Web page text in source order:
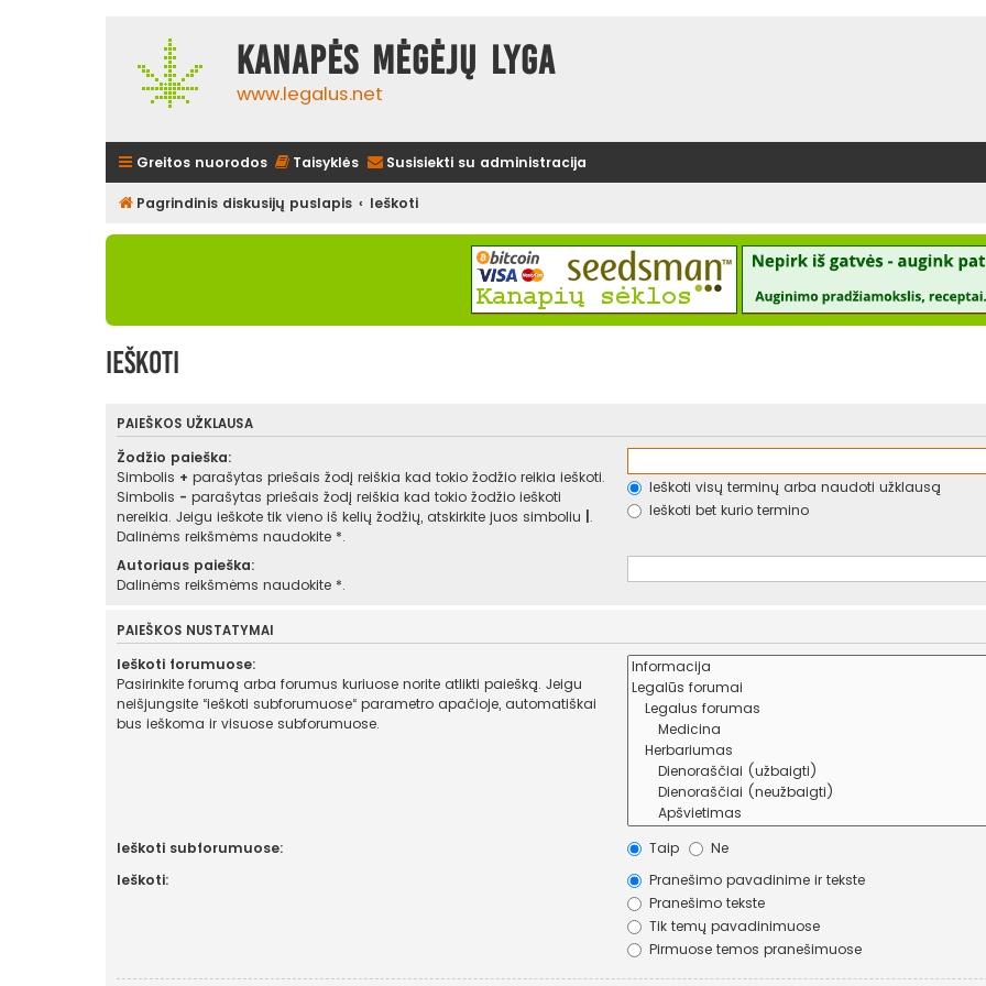
Kanapės mėgėjų lyga
www.legalus.net
Greitos nuorodos Taisyklės Susisiekti su administracija
Pagrindinis diskusijų puslapis Ieškoti
Ieškoti
PAIEŠKOS UŽKLAUSA
Žodžio paieška:
Simbolis + parašytas priešais žodį reiškia kad tokio žodžio reikia ieškoti.
Simbolis - parašytas priešais žodį reiškia kad tokio žodžio ieškoti
nereikia. Jeigu ieškote tik vieno iš kelių žodžių, atskirkite juos simboliu .
Dalinėms reikšmėms naudokite *.
Ieškoti visų terminų arba naudoti užklausą
Ieškoti bet kurio termino
Autoriaus paieška:
Dalinėms reikšmėms naudokite *.
PAIEŠKOS NUSTATYMAI
Ieškoti forumuose:
Pasirinkite forumą arba forumus kuriuose norite atlikti paiešką. Jeigu
neišjungsite “ieškoti subforumuose“ parametro apačioje, automatiškai
bus ieškoma ir visuose subforumuose.
Ieškoti subforumuose: Taip
Ne
Ieškoti:
Pranešimo pavadinime ir tekste
Pranešimo tekste
Tik temų pavadinimuose
Pirmuose temos pranešimuose